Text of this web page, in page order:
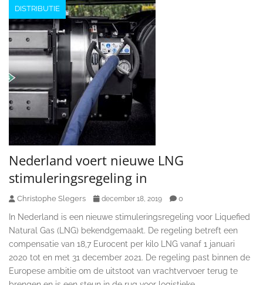
DISTRIBUTIE
Nederland voert nieuwe LNG
stimuleringsregeling in
Christophe Slegers december 18, 2019 0
In Nederland is een nieuwe stimuleringsregeling voor Liquefied
Natural Gas (LNG) bekendgemaakt. De regeling betreft een
compensatie van 18,7 Eurocent per kilo LNG vanaf 1 januari
2020 tot en met 31 december 2021. De regeling past binnen de
Europese ambitie om de uitstoot van vrachtvervoer terug te